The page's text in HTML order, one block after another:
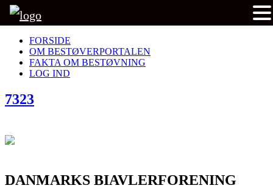
FORSIDE
OM BESTØVERPORTALEN
FAKTA OM BESTØVNING
LOG IND
7323
DANMARKS BIAVLERFORENING